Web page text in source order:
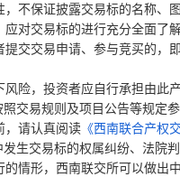
不保证披露交易标的名称
对交易标的进行充分全面
交交易申请、参与竞买的，
险，投资者应自行承担由此
交易规则及项目 公告等规定
，请认真阅读 《西南联合产权
发生交易标的权属纠纷、 法院
的情形，西南联交所可以做出